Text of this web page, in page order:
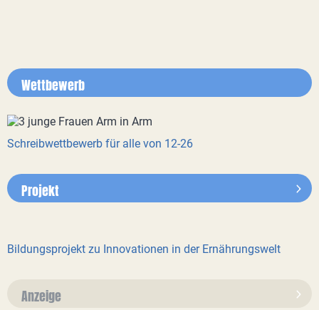
Wettbewerb
Schreibwettbewerb für alle von 12-26
Projekt
Bildungsprojekt zu Innovationen in der Ernährungswelt
Anzeige